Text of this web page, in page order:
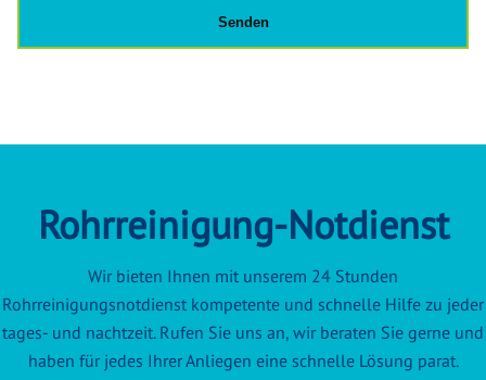
Rohrreinigung-Notdienst
Wir bieten Ihnen mit unserem 24 Stunden
Rohrreinigungsnotdienst kompetente und schnelle Hilfe zu jeder
tages- und nachtzeit. Rufen Sie uns an, wir beraten Sie gerne und
haben für jedes Ihrer Anliegen eine schnelle Lösung parat.